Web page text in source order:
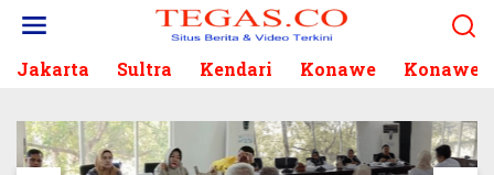
Jakarta Sultra Kendari Konawe Konawe